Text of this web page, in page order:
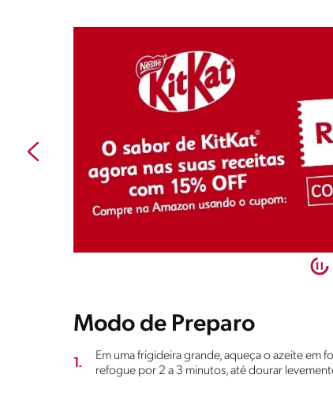
Modo de Preparo
1.
Em uma frigideira grande, aqueça o azeite em
refogue por 2 a 3 minutos, até dourar